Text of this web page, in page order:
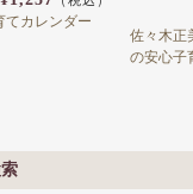
てカレンダー
佐々木正
の安心子